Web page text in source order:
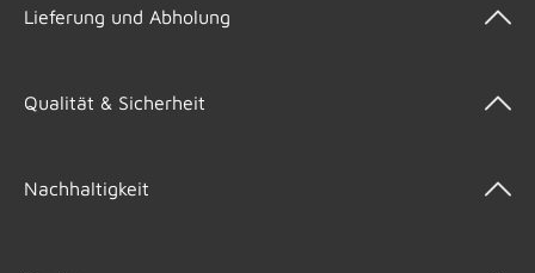
Lieferung und Abholung
Qualität & Sicherheit
Nachhaltigkeit